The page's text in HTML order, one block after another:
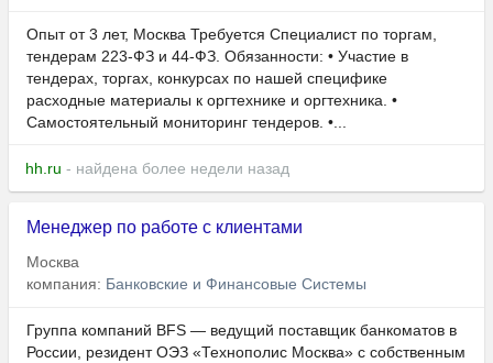
Опыт от 3 лет, Москва Требуется Специалист по торгам,
тендерам 223-ФЗ и 44-ФЗ. Обязанности: • Участие в
тендерах, торгах, конкурсах по нашей специфике
расходные материалы к оргтехнике и оргтехника. •
Самостоятельный мониторинг тендеров. •...
hh.ru - найдена более недели назад
Менеджер по работе с клиентами
Москва
компания: Банковские и Финансовые Системы
Группа компаний BFS — ведущий поставщик банкоматов в
России, резидент ОЭЗ «Технополис Москва» с собственным